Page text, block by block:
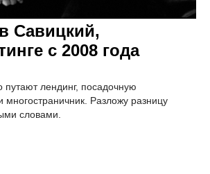
Савицкий,
с 2008 года
путают лендинг, посадочную
многостраничник. Разложу разницу
словами.